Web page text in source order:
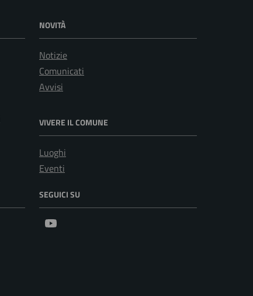
NOVITÀ
Notizie
Comunicati
Avvisi
VIVERE IL COMUNE
Luoghi
Eventi
SEGUICI SU